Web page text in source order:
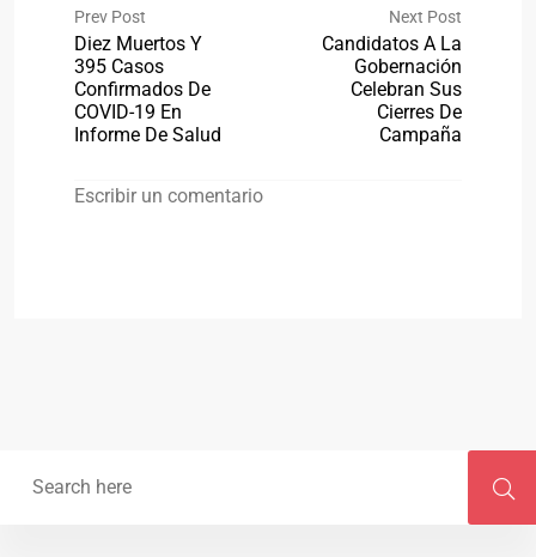
Prev Post
Diez Muertos Y
395 Casos
Confirmados De
COVID-19 En
Informe De Salud
Next Post
Candidatos A La
Gobernación
Celebran Sus
Cierres De
Campaña
Escribir un comentario